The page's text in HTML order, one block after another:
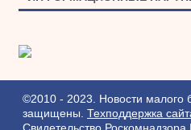
©2010 - 2023. Новости малого
защищены. Техподдержка
Свидетельство